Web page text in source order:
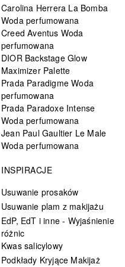
Carolina Herrera La Bomba
Woda perfumowana
Creed Aventus Woda
perfumowana
DIOR Backstage Glow
Maximizer Palette
Prada Paradigme Woda
perfumowana
Prada Paradoxe Intense
Woda perfumowana
Jean Paul Gaultier Le Male
Woda perfumowana
INSPIRACJE
Usuwanie prosaków
Usuwanie plam z makijażu
EdP, EdT i inne - Wyjaśnienie
różnic
Kwas salicylowy
Podkłady Kryjące Makijaż